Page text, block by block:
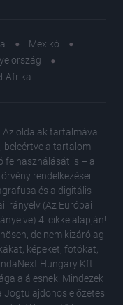
Mexikó
Afrika
oldalak tartalmával
beleértve a tartalom
felhasználását is – a
rendelkezései
és a digitális
irányelv (Az Európai
4. cikke alapján!
de nem kizárólag
képeket, fotókat,
Hungary Kft.
alá esnek. Mindezek
Jogtulajdonos előzetes